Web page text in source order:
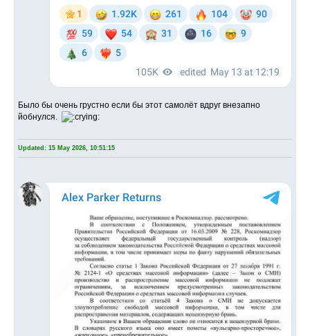
Было бы очень грустно если бы этот самолёт вдруг внезапно
йобнулся.
Updated: 15 May 2026, 10:51:15